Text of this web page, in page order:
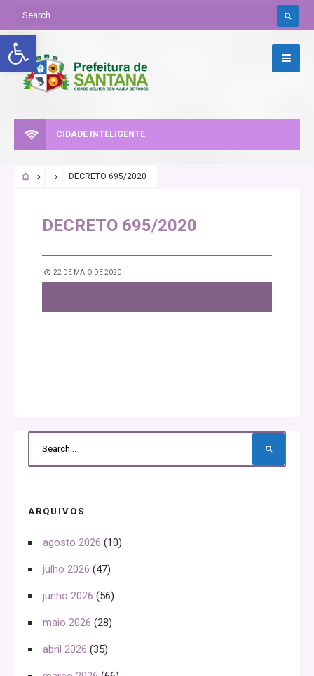
Abrir a barra de ferramentas
CIDADE INTELIGENTE
DECRETO 695/2020
DECRETO 695/2020
22 DE MAIO DE 2020
ARQUIVOS
agosto 2026 (10)
julho 2026 (47)
junho 2026 (56)
maio 2026 (28)
abril 2026 (35)